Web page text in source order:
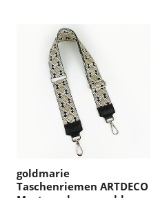
goldmarie
Taschenriemen ARTDECO